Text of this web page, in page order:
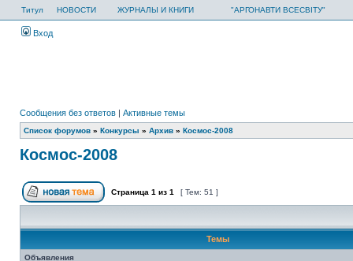
Титул НОВОСТИ ЖУРНАЛЫ И КНИГИ "АРГОНАВТИ ВСЕСВІТУ"
Вход
Сообщения без ответов | Активные темы
Список форумов » Конкурсы » Архив » Космос-2008
Космос-2008
Страница 1 из 1 [ Тем: 51 ]
Темы
Объявления